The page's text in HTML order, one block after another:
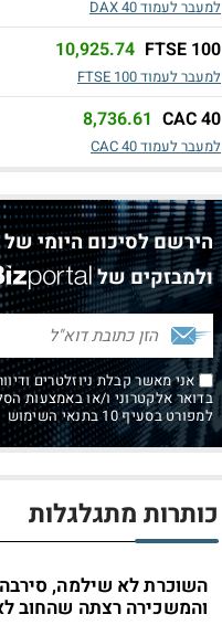
למעבר לעמוד DAX 40
FTSE 100
10,925.74
למעבר לעמוד FTSE 100
CAC 40
8,736.61
למעבר לעמוד CAC 40
הירשם לסיכום היומי
ולמבזקים של
אני מאשר קבלת ניוזלטרים
בדואר אלקטרוני ו/או באמצעות
למפורט בסעיף 10 בתנאי השימוש
כותרות מתגלגלות
השוכרת לא שילמה,
והמשכירה רצתה שהחוב